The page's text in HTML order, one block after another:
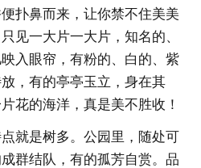
扑鼻而来，让你禁不住美美
见一大片一大片，知名的、
入眼帘，有粉的、白的、紫
，有的亭亭玉立，身在其
花的海洋，真是美不胜收！
就是树多。公园里，随处可
群结队，有的孤芳自赏。品